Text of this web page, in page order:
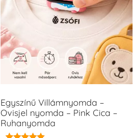
Egyszínű Villámnyomda –
Ovisjel nyomda – Pink Cica –
Ruhanyomda